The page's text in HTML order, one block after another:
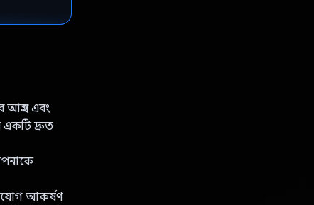
এবং
একটি দ্রুত
আকর্ষণ